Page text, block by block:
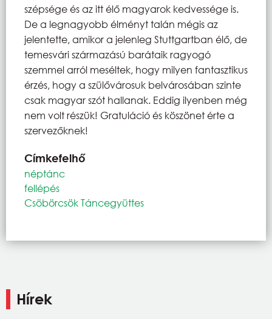
szépsége és az itt élő magyarok kedvessége is.
De a legnagyobb élményt talán mégis az
jelentette, amikor a jelenleg Stuttgartban élő, de
temesvári származású barátaik ragyogó
szemmel arról meséltek, hogy milyen fantasztikus
érzés, hogy a szülővárosuk belvárosában szinte
csak magyar szót hallanak. Eddig ilyenben még
nem volt részük! Gratuláció és köszönet érte a
szervezőknek!
Címkefelhő
néptánc
fellépés
Csöbörcsök Táncegyüttes
Hírek